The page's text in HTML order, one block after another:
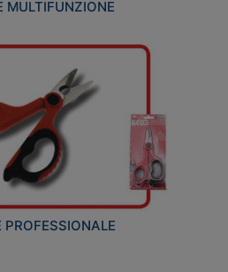
MULTIFUNZIONE
PROFESSIONALE